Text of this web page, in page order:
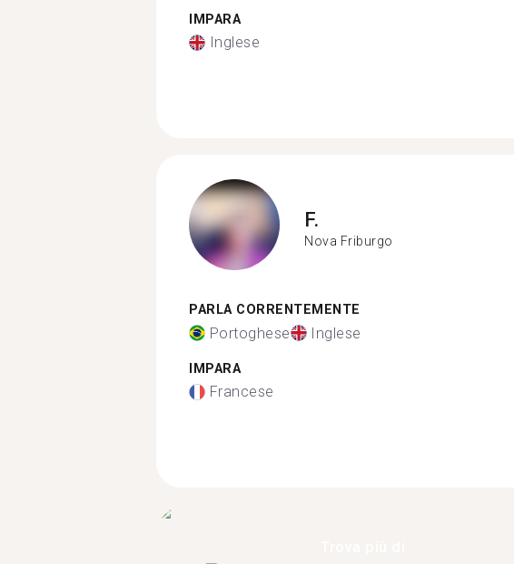
IMPARA
Inglese
F.
Nova Friburgo
PARLA CORRENTEMENTE
Portoghese Inglese
IMPARA
Francese